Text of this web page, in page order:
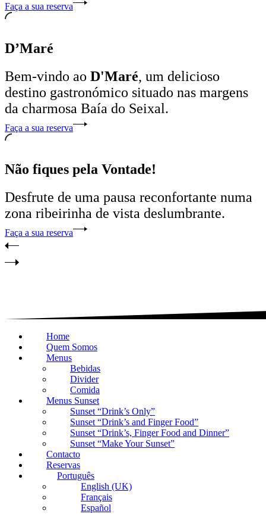
Faça a sua reserva
D’Maré
Bem-vindo ao D'Maré, um delicioso
destino gastronómico situado nas margens
da charmosa Baía do Seixal.
Faça a sua reserva
Não fiques pela Vontade!
Desfrute de uma pausa reconfortante numa
zona ribeirinha de vista deslumbrante.
Faça a sua reserva
Home
Quem Somos
Menus
Bebidas
Divider
Comida
Menus Sunset
Sunset “Drink’s Only”
Sunset “Drink’s and Finger Food”
Sunset “Drink’s, Finger Food and Dinner”
Sunset “Make Your Sunset”
Contacto
Reservas
Português
English (UK)
Français
Español